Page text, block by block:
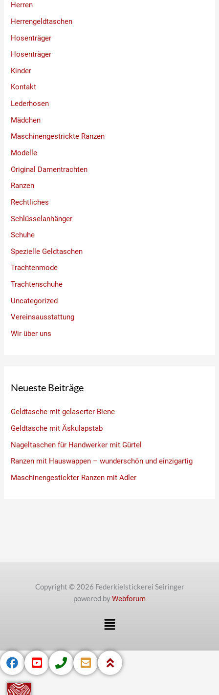
Herren
Herrengeldtaschen
Hosenträger
Hosenträger
Kinder
Kontakt
Lederhosen
Mädchen
Maschinengestrickte Ranzen
Modelle
Original Damentrachten
Ranzen
Rechtliches
Schlüsselanhänger
Schuhe
Spezielle Geldtaschen
Trachtenmode
Trachtenschuhe
Uncategorized
Vereinsausstattung
Wir über uns
Neueste Beiträge
Geldtasche mit gelaserter Biene
Geldtasche mit Äskulapstab
Nageltaschen für Handwerker mit Gürtel
Ranzen mit Hauswappen – wunderschön und einzigartig
Maschinengestickter Ranzen mit Adler
Copyright © 2026 Federkielstickerei Seiringer
powered byWebforum
Menü